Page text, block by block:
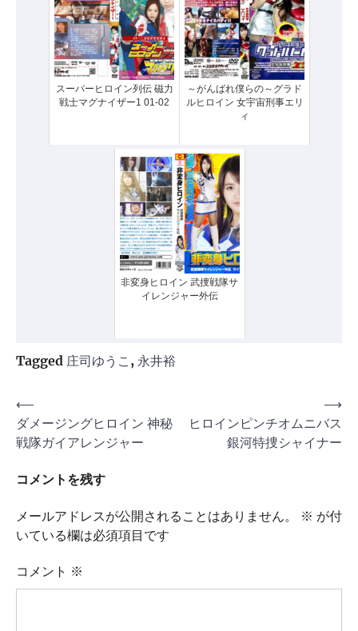
スーパーヒロイン列伝 磁力
戦士マグナイザー1 01-02
～がんばれ僕らの～グラド
ルヒロイン 女宇宙刑事エリ
ィ
非変身ヒロイン 武捜戦隊サ
イレンジャー外伝
Tagged 庄司ゆうこ , 永井裕
投
稿
ナ
ビ
ゲ
ー
ョ
⟵
ダメージングヒロイン 神秘
戦隊ガイアレンジャー
ヒロインピンチオムニバス
銀河特捜シャイナー
⟶
コメントを残す
メールアドレスが公開されることはありません。 ※ が付
いている欄は必須項目です
コメント ※